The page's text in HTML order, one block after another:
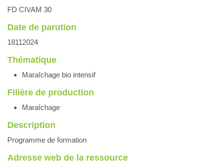
FD CIVAM 30
Date de parution
18112024
Thématique
Maraîchage bio intensif
Filière de production
Maraîchage
Description
Programme de formation
Adresse web de la ressource